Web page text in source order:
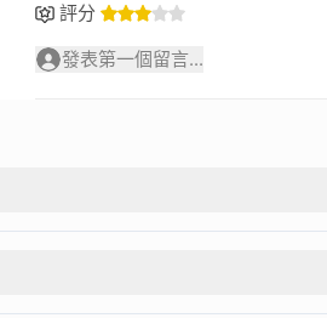
評分
發表第一個留言...